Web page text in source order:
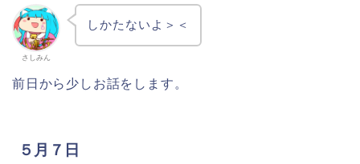
さしみん
しかたないよ＞＜
前日から少しお話をします。
５月７日